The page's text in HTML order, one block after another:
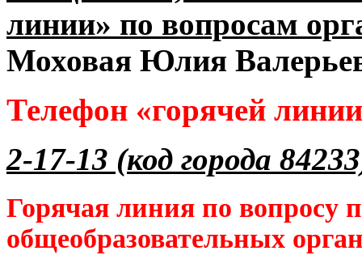
линии» по вопросам
Моховая Юлия
Телефон «горячей
2-17-13 (код города
Горячая линия по вопросу
общеобразовательных